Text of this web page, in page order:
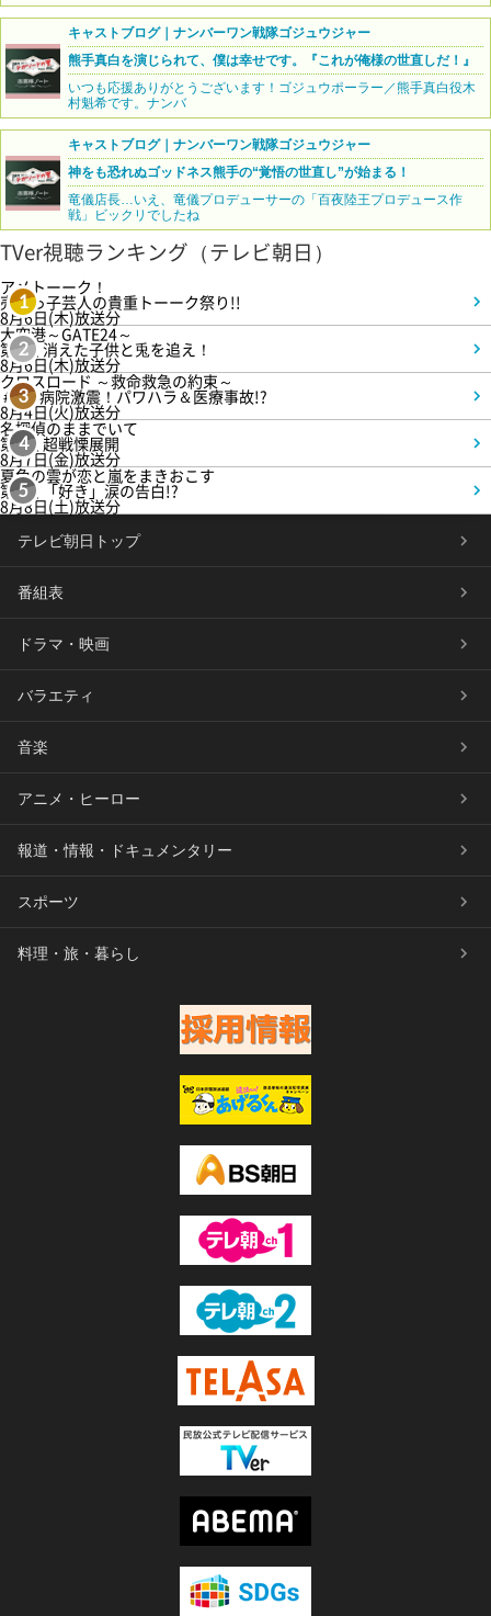
キャストブログ｜ナンバーワン戦隊ゴジュウジャー
熊手真白を演じられて、僕は幸せです。『これが俺様の世直しだ！』
いつも応援ありがとうございます！ゴジュウポーラー／熊手真白役木
村魁希です。ナンバ
キャストブログ｜ナンバーワン戦隊ゴジュウジャー
神をも恐れぬゴッドネス熊手の“覚悟の世直し”が始まる！
竜儀店長…いえ、竜儀プロデューサーの「百夜陸王プロデュース作
戦」ビックリでしたね
TVer視聴ランキング（テレビ朝日）
1
アメトーーク！
売れっ子芸人の貴重トーーク祭り!!
8月6日(木)放送分
2
大空港～GATE24～
第3話 消えた子供と兎を追え！
8月6日(木)放送分
3
クロスロード ～救命救急の約束～
＃5 病院激震！パワハラ＆医療事故!?
8月4日(火)放送分
4
名探偵のままでいて
第4話 超戦慄展開
8月7日(金)放送分
5
夏色の雲が恋と嵐をまきおこす
第5話 「好き」涙の告白!?
8月8日(土)放送分
テレビ朝日トップ
番組表
ドラマ・映画
バラエティ
音楽
アニメ・ヒーロー
報道・情報・ドキュメンタリー
スポーツ
料理・旅・暮らし